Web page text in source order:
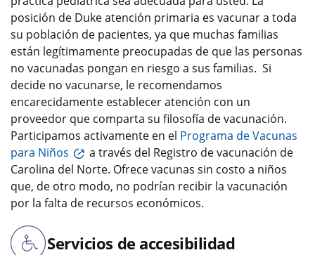
posición de Duke atención primaria es vacunar a toda
su población de pacientes, ya que muchas familias
están legítimamente preocupadas de que las personas
no vacunadas pongan en riesgo a sus familias. Si
decide no vacunarse, le recomendamos
encarecidamente establecer atención con un
proveedor que comparta su filosofía de vacunación.
Participamos activamente en el Programa de Vacunas
para Niños
a través del Registro de vacunación de
Carolina del Norte. Ofrece vacunas sin costo a niños
que, de otro modo, no podrían recibir la vacunación
por la falta de recursos económicos.
Servicios de accesibilidad